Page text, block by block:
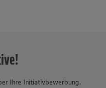
Ihre Initiativbewerbung.